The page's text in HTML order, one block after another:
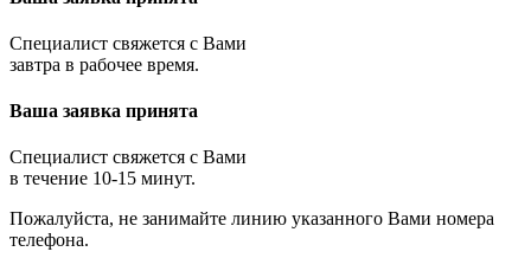
Клин
Королёв
Котельники
Красногорск
Краснознаменск
Кубинка
Ликино-Дулёво
Лобня
Специалист свяжется с Вами
завтра в рабочее время.
Ваша заявка принята
Специалист свяжется с Вами
в течение 10-15 минут.
Пожалуйста, не занимайте линию указанного Вами номера
телефона.